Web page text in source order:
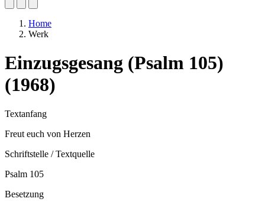
Home
Werk
Einzugsgesang (Psalm 105)
(1968)
Textanfang
Freut euch von Herzen
Schriftstelle / Textquelle
Psalm 105
Besetzung